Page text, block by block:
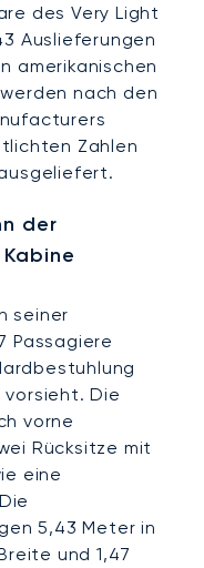
des Very Light
Auslieferungen
amerikanischen
nach den
Zahlen
der
seiner
Passagiere
vorsieht. Die
vorne
Rücksitze mit
eine
5,43 Meter in
und 1,47